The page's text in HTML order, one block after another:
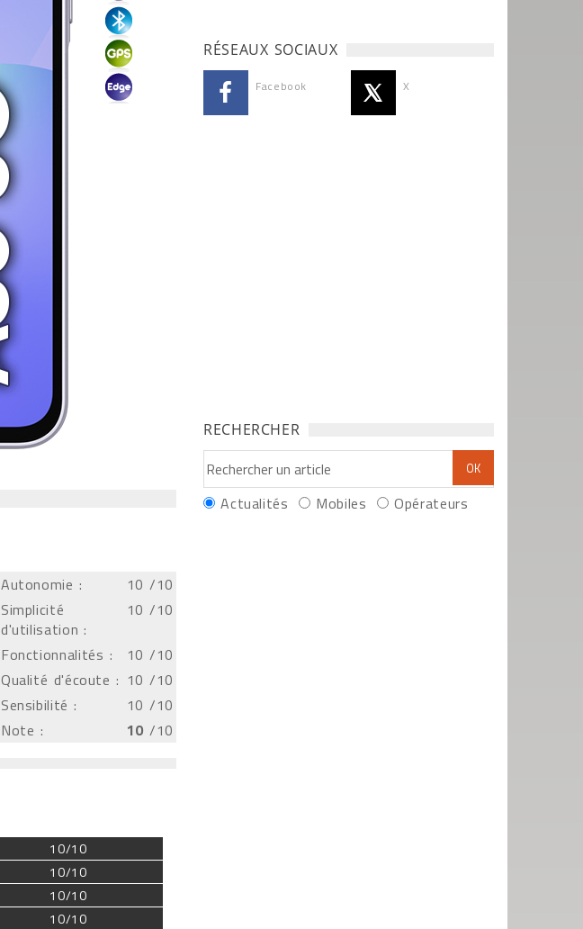
Autonomie : 10 /10
Simplicité
d'utilisation :
10 /10
Fonctionnalités : 10 /10
Qualité d'écoute : 10 /10
Sensibilité :
10 /10
Note :
10 /10
10/10
10/10
10/10
10/10
RÉSEAUX SOCIAUX
Facebook X
RECHERCHER
Actualités Mobiles Opérateurs